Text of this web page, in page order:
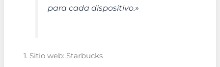
para cada dispositivo.»
1. Sitio web: Starbucks